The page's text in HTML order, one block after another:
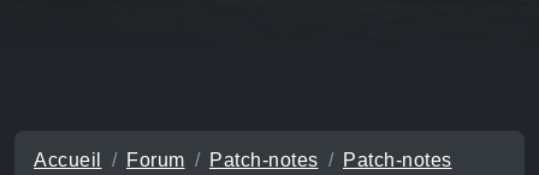
Accueil Forum Patch-notes Patch-notes